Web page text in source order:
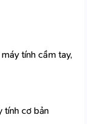
máy tính cầm tay,
tính cơ bản